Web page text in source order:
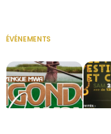
ÉVÉNEMENTS